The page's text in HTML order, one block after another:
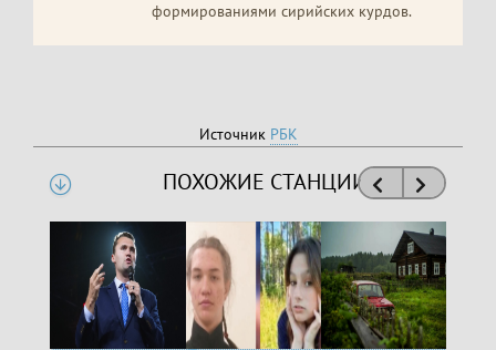
формированиями сирийских курдов.
Источник РБК
ПОХОЖИЕ СТАНЦИИ